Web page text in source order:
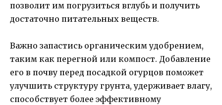
позволит им погрузиться вглубь и получить
достаточно питательных веществ.
Важно запастись органическим удобрением,
таким как перегной или компост. Добавление
его в почву перед посадкой огурцов поможет
улучшить структуру грунта, удерживает влагу,
способствует более эффективному